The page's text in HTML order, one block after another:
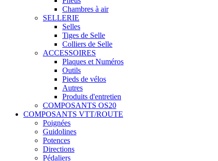
Chambres à air
SELLERIE
Selles
Tiges de Selle
Colliers de Selle
ACCESSOIRES
Plaques et Numéros
Outils
Pieds de vélos
Autres
Produits d'entretien
COMPOSANTS OS20
COMPOSANTS VTT/ROUTE
Poignées
Guidolines
Potences
Directions
Pédaliers